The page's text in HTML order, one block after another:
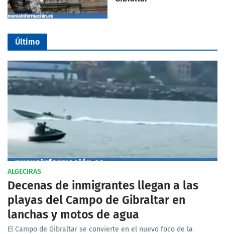
Último
ALGECIRAS
Decenas de inmigrantes llegan a las
playas del Campo de Gibraltar en
lanchas y motos de agua
El Campo de Gibraltar se convierte en el nuevo foco de la